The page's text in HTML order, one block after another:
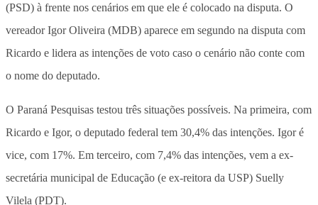
(PSD) à frente nos cenários em que ele é colocado na disputa. O
vereador Igor Oliveira (MDB) aparece em segundo na disputa com
Ricardo e lidera as intenções de voto caso o cenário não conte com
o nome do deputado.
O Paraná Pesquisas testou três situações possíveis. Na primeira, com
Ricardo e Igor, o deputado federal tem 30,4% das intenções. Igor é
vice, com 17%. Em terceiro, com 7,4% das intenções, vem a ex-
secretária municipal de Educação (e ex-reitora da USP) Suelly
Vilela (PDT).